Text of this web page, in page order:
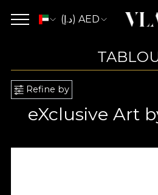
(د.إ) AED
Refine by
eXclusive Art